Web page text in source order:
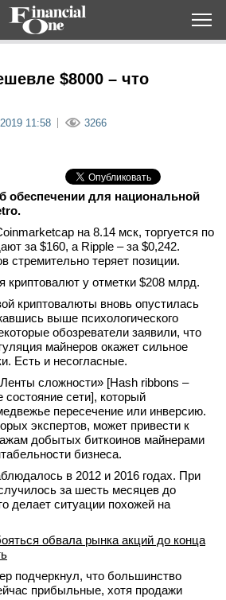
$8000 – что
11:58 3266
обеспечении для национальной
на 8.14 мск, торгуется по
за $160, а Ripple – за $0,242.
стремительно теряет позиции.
криптовалют у отметки $208 млрд.
криптовалюты вновь опустилась
выше психологического
обозреватели заявили, что
майнеров окажет сильное
Есть и несогласные.
сложности» [Hash ribbons –
состояние сети], который
пересечение или инверсию.
экспертов, может привести к
добытых биткоинов майнерами
бизнеса.
в 2012 и 2016 годах. При
за шесть месяцев до
делает ситуации похожей на
обвала рынка акций до конца
подчеркнул, что большинство
прибыльные, хотя продажи